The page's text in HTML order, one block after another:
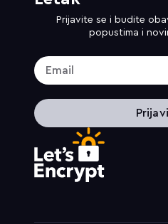
Prijavite se i budite
popustima i